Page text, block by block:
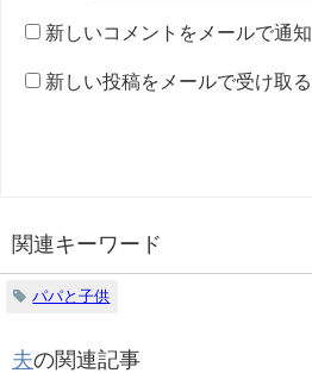
新しいコメントをメールで通知
新しい投稿をメールで受け取る
関連キーワード
パパと子供
夫の関連記事